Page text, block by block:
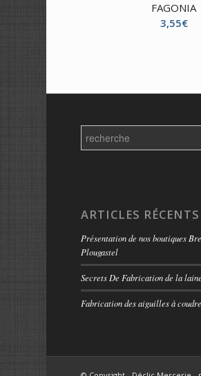
FAGONIA
3,55€
Search
for:
ARTICLES RÉCENTS
Présentation de nos boutiques
Plougastel
Secrets De Fabrication de la laine
Fabrication des aiguilles à coudre